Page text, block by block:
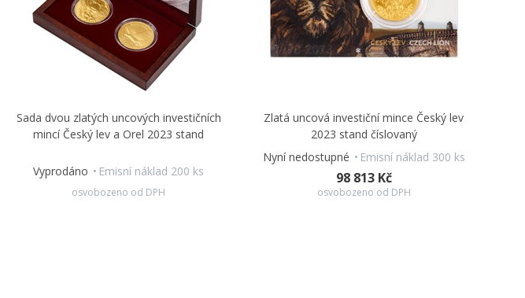
Sada dvou zlatých uncových investičních
mincí Český lev a Orel 2023 stand
Vyprodáno Emisní náklad 200 ks
osvobozeno od DPH
Zlatá uncová investiční mince Český lev
2023 stand číslovaný
Nyní nedostupné
Emisní náklad 300 ks
98 813 Kč
osvobozeno od DPH